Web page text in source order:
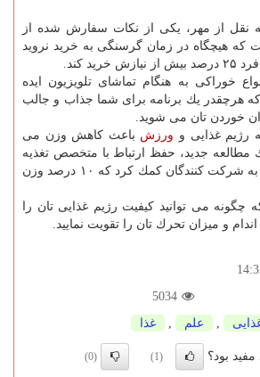
نقل از مهر، یكی از نكات سفارش شده از
كه هیچگاه در زمان گرسنگی به خرید نروید
كند.
خوراكی به هنگام تماشای تلویزیون ایده
هرچقدر یك برنامه برای شما جذاب و جالب
خوردن تان می شوید.
رژیم غذایی و ورزش باعث كاهش وزن می
مطالعه جدید، حفظ ارتباط با متخصص تغذیه
تنها با استفاده از تلفن به شركت كنندگان كمك كرد كه ۱۰ درصد وزن
چگونه می توانید كیفیت رژیم غذایی تان را
و میزان تحرك تان را تقویت نمایید.
5034
علم غذا
بود؟ (1)
(0)